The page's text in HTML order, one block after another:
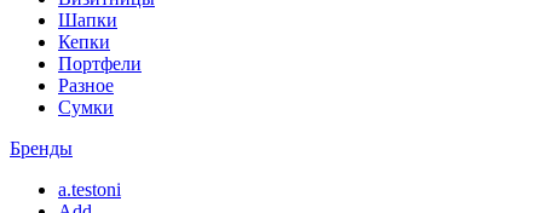
Шапки
Кепки
Портфели
Разное
Сумки
Бренды
a.testoni